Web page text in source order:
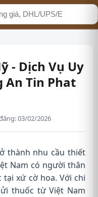
- Dịch Vụ Uy
An Tin Phat
03/02/2026
thành nhu cầu thiết
Nam có người thân
tại xứ cờ hoa. Với chi
thuốc từ Việt Nam